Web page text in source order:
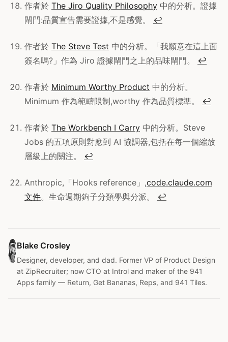
作者於 The Jiro Quality Philosophy 中的分析。證據
閘門:品質宣告需要證據,不是感覺。 ↩
作者於 The Steve Test 中的分析。「我願意在這上面
簽名嗎?」作為 Jiro 證據閘門之上的品味閘門。 ↩
作者於 Minimum Worthy Product 中的分析。
Minimum 作為範疇限制,worthy 作為品質標準。 ↩
作者於 The Workbench I Carry 中的分析。Steve
Jobs 的五項原則對應到 AI 協調器,包括在每一個縮放
層級上的關注。 ↩
Anthropic,「Hooks reference」,code.claude.com
文件。生命週期鉤子分類學與分派。 ↩
Blake Crosley
Designer, developer, and dad. Former VP of Product Design
at ZipRecruiter; now CTO at Introl and maker of the 941
Apps family — Return, Get Bananas, Reps, and 941 Tiles.